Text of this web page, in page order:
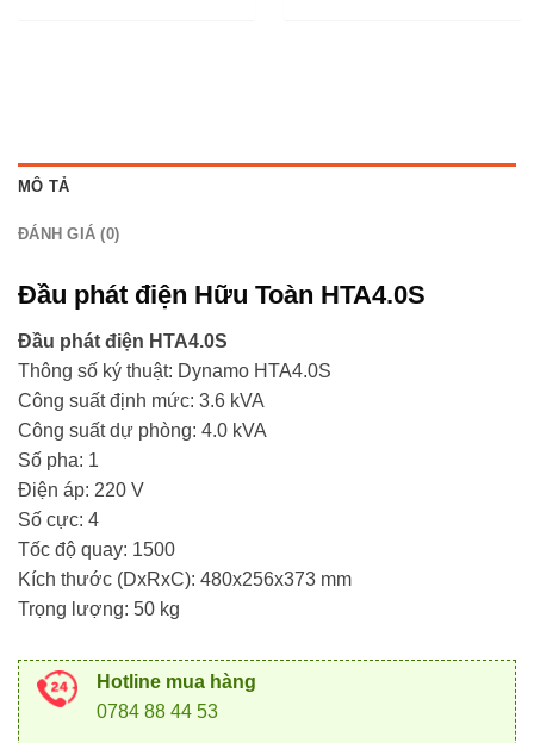
MÔ TẢ
ĐÁNH GIÁ (0)
Đầu phát điện Hữu Toàn HTA4.0S
Đầu phát điện HTA4.0S
Thông số ký thuật: Dynamo HTA4.0S
Công suất định mức: 3.6 kVA
Công suất dự phòng: 4.0 kVA
Số pha: 1
Điện áp: 220 V
Số cực: 4
Tốc độ quay: 1500
Kích thước (DxRxC): 480x256x373 mm
Trọng lượng: 50 kg
Hotline mua hàng
0784 88 44 53